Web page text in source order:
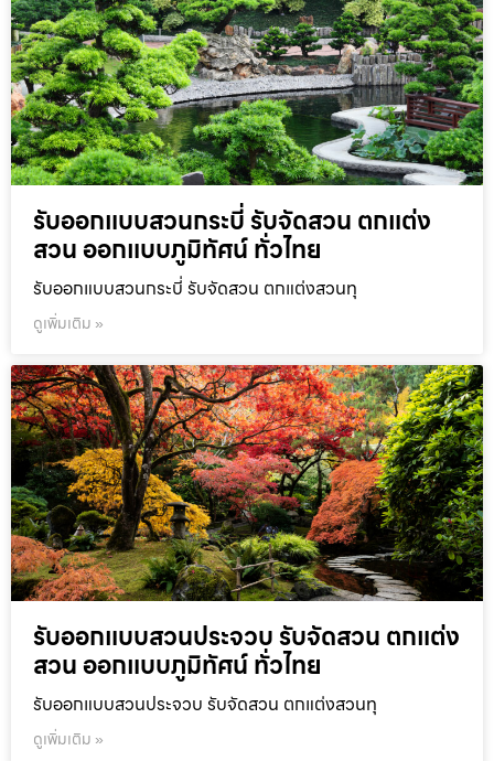
รับออกแบบสวนกระบี่ รับจัดสวน ตกแต่ง
สวน ออกแบบภูมิทัศน์ ทั่วไทย
รับออกแบบสวนกระบี่ รับจัดสวน ตกแต่งสวนทุ
ดูเพิ่มเติม »
รับออกแบบสวนประจวบ รับจัดสวน ตกแต่ง
สวน ออกแบบภูมิทัศน์ ทั่วไทย
รับออกแบบสวนประจวบ รับจัดสวน ตกแต่งสวนทุ
ดูเพิ่มเติม »